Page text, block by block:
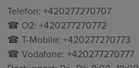
Telefon: +420277270707
☎ O2: +420277270772
☎ T-Mobile: +420277270773
☎ Vodafone: +420277270777